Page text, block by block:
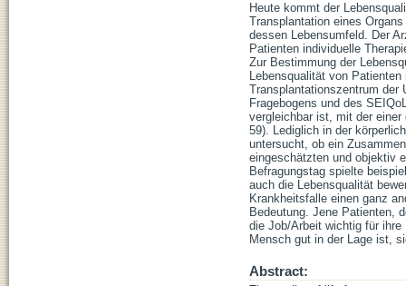
Heute kommt der
Transplantation eines
dessen Lebensumfeld. Der
Patienten individuelle
Zur Bestimmung der
Lebensqualität von
Transplantationszentrum der
Fragebogens und des
vergleichbar ist, mit der
59). Lediglich in der
untersucht, ob ein
eingeschätzten und objektiv
Befragungstag spielte
auch die Lebensqualität
Krankheitsfalle einen ganz
Bedeutung. Jene Patienten,
die Job/Arbeit wichtig für
Mensch gut in der Lage ist,
Abstract: